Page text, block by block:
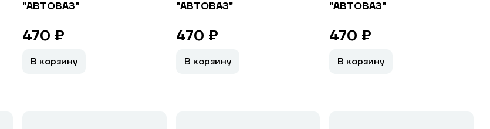
"АВТОВАЗ"
470 ₽
В корзину
"АВТОВАЗ"
470 ₽
В корзину
"АВТОВАЗ"
470 ₽
В корзину